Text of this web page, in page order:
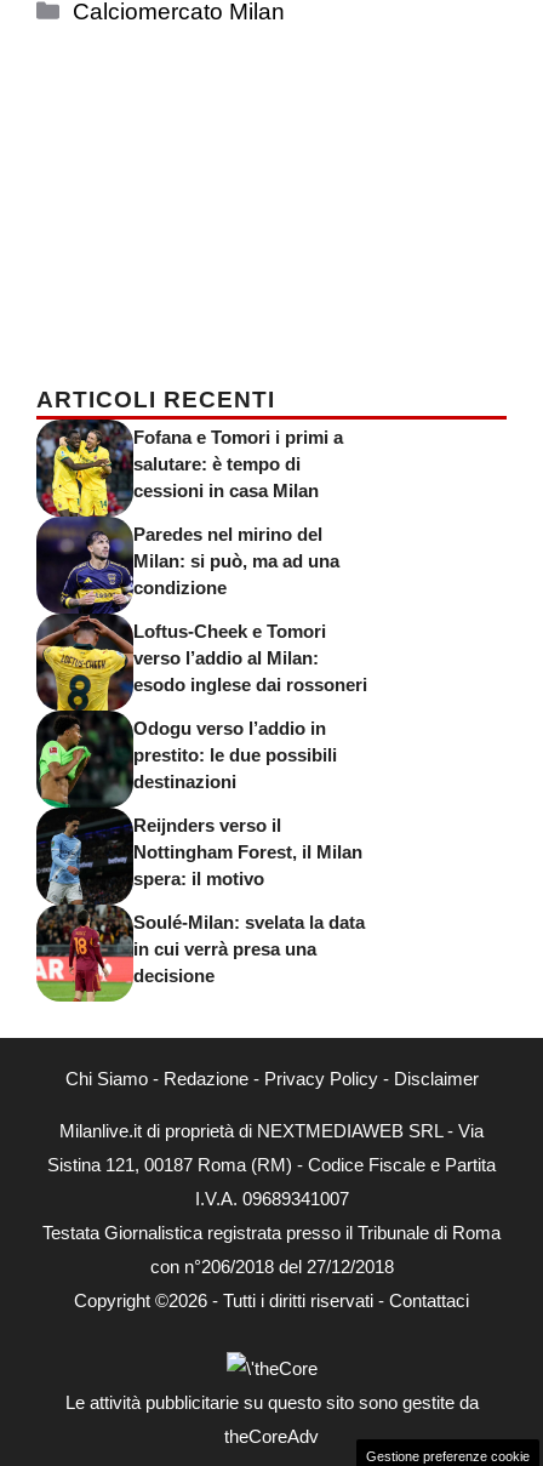
Categorie
Calciomercato Milan
ARTICOLI RECENTI
Fofana e Tomori i primi a
salutare: è tempo di
cessioni in casa Milan
Paredes nel mirino del
Milan: si può, ma ad una
condizione
Loftus-Cheek e Tomori
verso l’addio al Milan:
esodo inglese dai rossoneri
Odogu verso l’addio in
prestito: le due possibili
destinazioni
Reijnders verso il
Nottingham Forest, il Milan
spera: il motivo
Soulé-Milan: svelata la data
in cui verrà presa una
decisione
Chi Siamo- Redazione- Privacy Policy- Disclaimer
Milanlive.it di proprietà di NEXTMEDIAWEB SRL - Via
Sistina 121, 00187 Roma (RM) - Codice Fiscale e Partita
I.V.A. 09689341007
Testata Giornalistica registrata presso il Tribunale di Roma
con n°206/2018 del 27/12/2018
Copyright ©2026 - Tutti i diritti riservati - Contattaci
Le attività pubblicitarie su questo sito sono gestite da
theCoreAdv
Gestione preferenze cookie